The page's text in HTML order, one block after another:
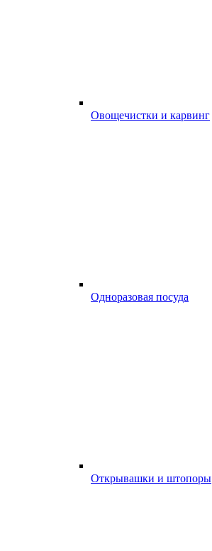
Овощечистки и карвинг
Одноразовая посуда
Открывашки и штопоры